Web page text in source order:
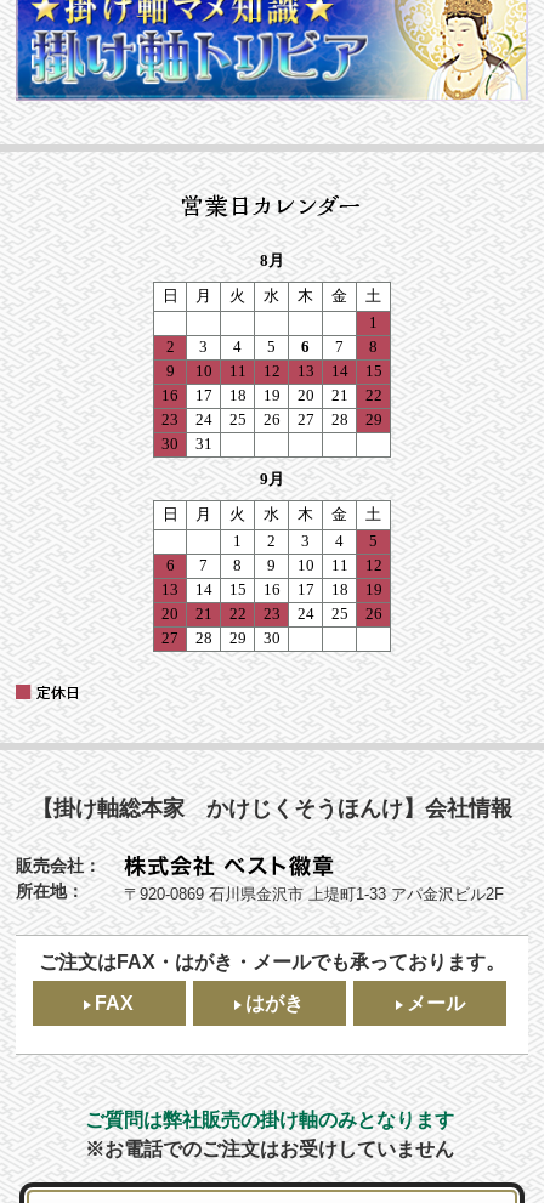
【掛け軸総本家 かけじくそうほんけ】会社情報
販売会社：
所在地：
〒920-0869 石川県金沢市 上堤町1-33 アパ金沢ビル2F
ご注文はFAX・はがき・メールでも承っております。
FAX
はがき メール
ご質問は弊社販売の掛け軸のみとなります
※お電話でのご注文はお受けしていません